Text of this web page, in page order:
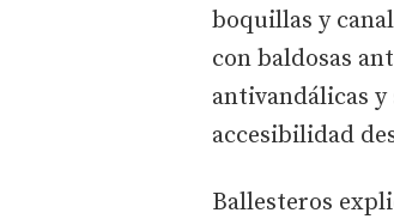
boquillas y
con baldosas
antivandálicas
accesibilidad
Ballesteros